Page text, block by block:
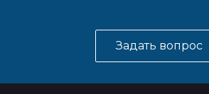
Задать вопрос